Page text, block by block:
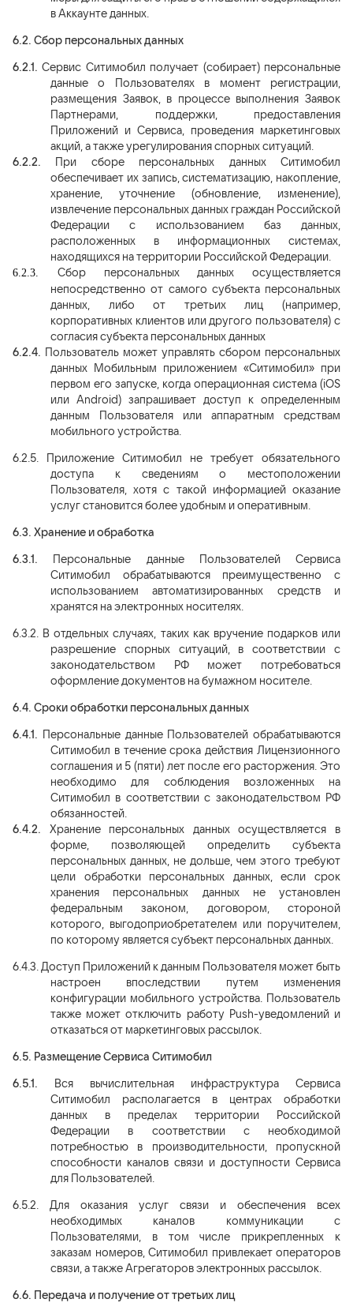
в Аккаунте данных.
6.2. Сбор персональных данных
6.2.1. Сервис Ситимобил получает (собирает) персональные
данные о Пользователях в момент регистрации,
размещения Заявок, в процессе выполнения Заявок
Партнерами, поддержки, предоставления
Приложений и Сервиса, проведения маркетинговых
акций, а также урегулирования спорных ситуаций.
6.2.2.
При сборе персональных данных Ситимобил
обеспечивает их запись, систематизацию, накопление,
хранение, уточнение (обновление, изменение),
извлечение персональных данных граждан Российской
Федерации с использованием баз данных,
расположенных в информационных системах,
находящихся на территории Российской Федерации.
6.2.3.
Сбор персональных данных осуществляется
непосредственно от самого субъекта персональных
данных, либо от третьих лиц (например,
корпоративных клиентов или другого пользователя) с
согласия субъекта персональных данных
6.2.4. Пользователь может управлять сбором персональных
данных Мобильным приложением «Ситимобил» при
первом его запуске, когда операционная система (iOS
или Android) запрашивает доступ к определенным
данным Пользователя или аппаратным средствам
мобильного устройства.
6.2.5.
Приложение Ситимобил не требует обязательного
доступа к сведениям о местоположении
Пользователя, хотя с такой информацией оказание
услуг становится более удобным и оперативным.
6.3. Хранение и обработка
6.3.1.
Персональные данные Пользователей Сервиса
Ситимобил обрабатываются преимущественно с
использованием автоматизированных средств и
хранятся на электронных носителях.
6.3.2. В отдельных случаях, таких как вручение подарков или
разрешение спорных ситуаций, в соответствии с
законодательством РФ может потребоваться
оформление документов на бумажном носителе.
6.4. Сроки обработки персональных данных
6.4.1. Персональные данные Пользователей обрабатываются
Ситимобил в течение срока действия Лицензионного
соглашения и 5 (пяти) лет после его расторжения. Это
необходимо для соблюдения возложенных на
Ситимобил в соответствии с законодательством РФ
обязанностей.
6.4.2.
Хранение персональных данных осуществляется в
форме, позволяющей определить субъекта
персональных данных, не дольше, чем этого требуют
цели обработки персональных данных, если срок
хранения персональных данных не установлен
федеральным законом, договором, стороной
которого, выгодоприобретателем или поручителем,
по которому является субъект персональных данных.
6.4.3.Доступ Приложений к данным Пользователя может быть
настроен впоследствии путем изменения
конфигурации мобильного устройства. Пользователь
также может отключить работу Push-уведомлений и
отказаться от маркетинговых рассылок.
6.5. Размещение Сервиса Ситимобил
6.5.1.
Вся вычислительная инфраструктура Сервиса
Ситимобил располагается в центрах обработки
данных в пределах территории Российской
Федерации в соответствии с необходимой
потребностью в производительности, пропускной
способности каналов связи и доступности Сервиса
для Пользователей.
6.5.2.
Для оказания услуг связи и обеспечения всех
необходимых каналов коммуникации с
Пользователями, в том числе прикрепленных к
заказам номеров, Ситимобил привлекает операторов
связи, а такжеАгрегаторов электронных рассылок.
6.6. Передача и получение от третьих лиц